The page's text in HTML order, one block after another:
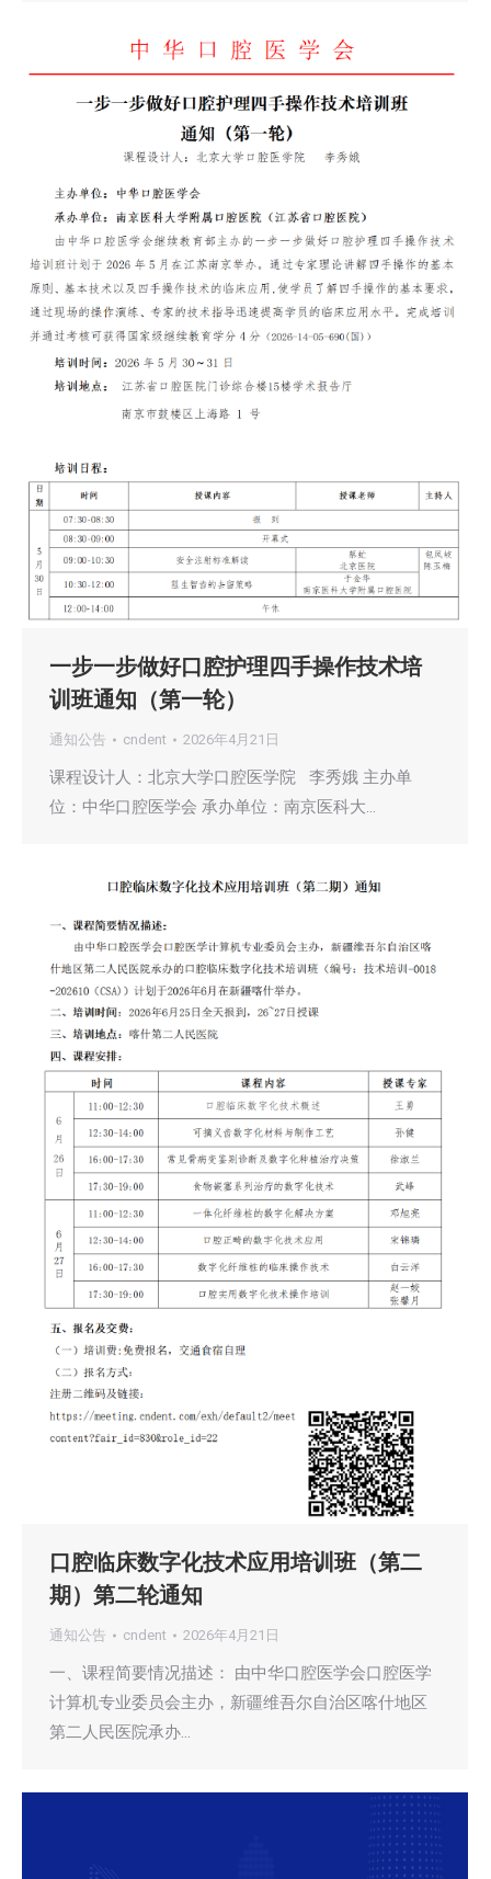
一步一步做好口腔护理四手操作技术培
训班通知（第一轮）
通知公告 cndent 2026年4月21日
课程设计人：北京大学口腔医学院 李秀娥 主办单
位：中华口腔医学会 承办单位：南京医科大…
口腔临床数字化技术应用培训班（第二
期）第二轮通知
通知公告 cndent 2026年4月21日
一、课程简要情况描述： 由中华口腔医学会口腔医学
计算机专业委员会主办，新疆维吾尔自治区喀什地区
第二人民医院承办…